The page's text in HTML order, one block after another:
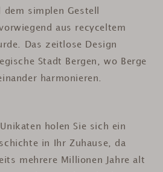
simplen Gestell
aus recyceltem
Das zeitlose Design
Stadt Bergen, wo Berge
harmonieren.
holen Sie sich ein
in Ihr Zuhause, da
mehrere Millionen Jahre alt